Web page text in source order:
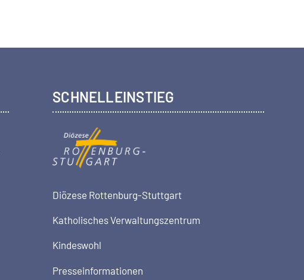
SCHNELLEINSTIEG
Diözese Rottenburg-Stuttgart
Katholisches Verwaltungszentrum
Kindeswohl
Presseinformationen